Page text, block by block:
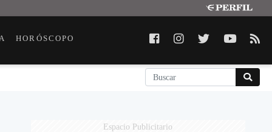
HORÓSCOPO
Espacio Publicitario